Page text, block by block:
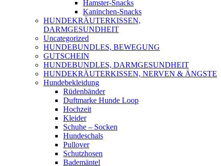
Hamster-Snacks
Kaninchen-Snacks
HUNDEKRÄUTERKISSEN,
DARMGESUNDHEIT
Uncategorized
HUNDEBUNDLES, BEWEGUNG
GUTSCHEIN
HUNDEBUNDLES, DARMGESUNDHEIT
HUNDEKRÄUTERKISSEN, NERVEN & ÄNGSTE
Hundebekleidung
Rüdenbänder
Duftmarke Hunde Loop
Hochzeit
Kleider
Schuhe – Socken
Hundeschals
Pullover
Schutzhosen
Bademäntel